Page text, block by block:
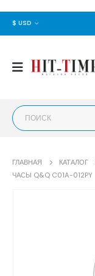
$ USD
ГЛАВНАЯ КАТАЛОГ
ЧАСЫ Q&Q C01A-012PY